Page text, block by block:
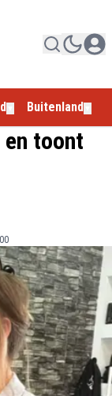
Buitenland
toont